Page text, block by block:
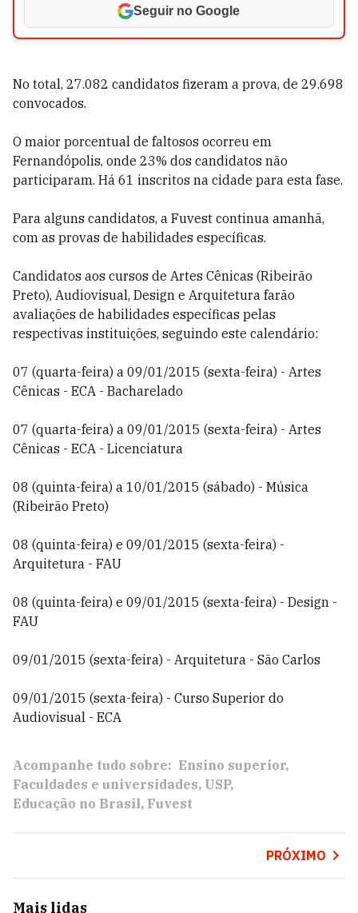
Seguir no Google
No total, 27.082 candidatos fizeram a prova, de 29.698
convocados.
O maior porcentual de faltosos ocorreu em
Fernandópolis, onde 23% dos candidatos não
participaram. Há 61 inscritos na cidade para esta fase.
Para alguns candidatos, a Fuvest continua amanhã,
com as provas de habilidades específicas.
Candidatos aos cursos de Artes Cênicas (Ribeirão
Preto), Audiovisual, Design e Arquitetura farão
avaliações de habilidades específicas pelas
respectivas instituições, seguindo este calendário:
07 (quarta-feira) a 09/01/2015 (sexta-feira) - Artes
Cênicas - ECA - Bacharelado
07 (quarta-feira) a 09/01/2015 (sexta-feira) - Artes
Cênicas - ECA - Licenciatura
08 (quinta-feira) a 10/01/2015 (sábado) - Música
(Ribeirão Preto)
08 (quinta-feira) e 09/01/2015 (sexta-feira) -
Arquitetura - FAU
08 (quinta-feira) e 09/01/2015 (sexta-feira) - Design -
FAU
09/01/2015 (sexta-feira) - Arquitetura - São Carlos
09/01/2015 (sexta-feira) - Curso Superior do
Audiovisual - ECA
Acompanhe tudo sobre: Ensino superior
Faculdades e universidades USP
Educação no Brasil Fuvest
PRÓXIMO
Mais lidas